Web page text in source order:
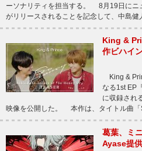
ーソナリティを担当する。 8月19日にニ
がリリースされることを記念して、中島健
King &
作ビハイ
King &
なる1st EP
に収録され
映像を公開した。 本作は、タイトル曲
葛葉、ミ
Ayase提